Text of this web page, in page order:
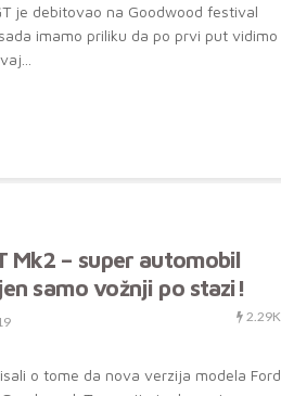
je debitovao na Goodwood festival
imamo priliku da po prvi put vidimo
Mk2 – super automobil
samo vožnji po stazi!
2.29K
o tome da nova verzija modela Ford